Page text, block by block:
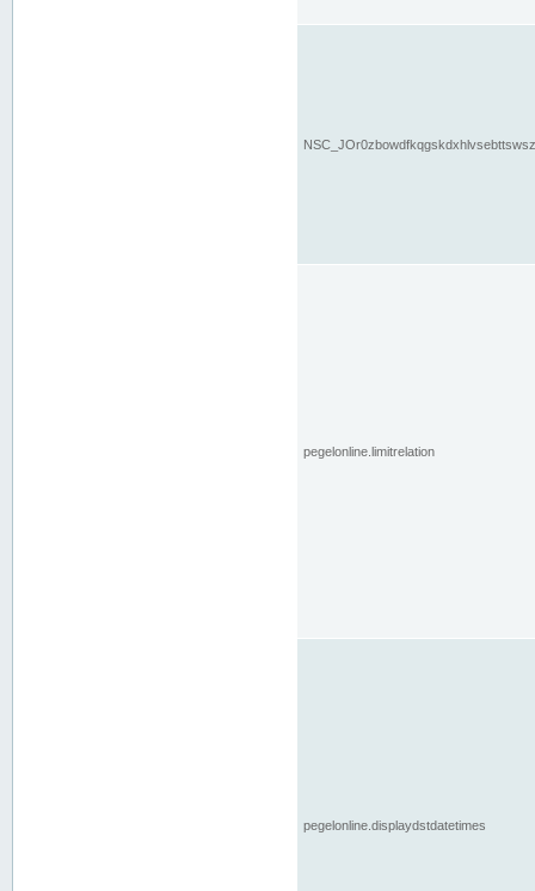
pegelonline.limitrelation
pegelonline.displaydstdatetimes